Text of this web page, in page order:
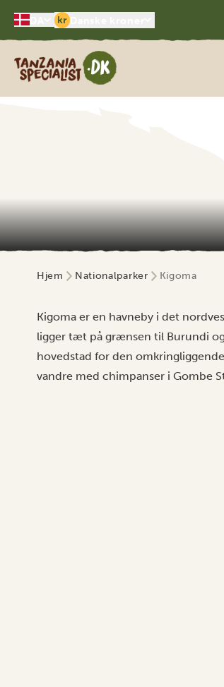
kr
Tanzania Specialist
Hjem Nationalparker Kigoma
Kigoma er en havneby i det
ligger tæt på grænsen til Burundi
hovedstad for den
vandre med chimpanser i Gombe